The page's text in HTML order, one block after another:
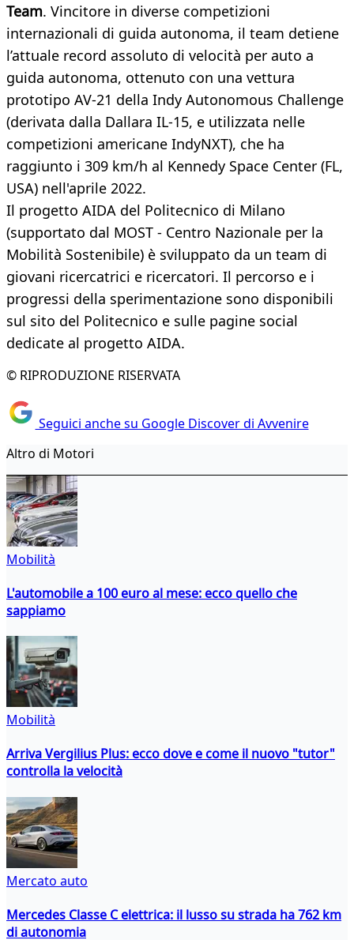
Team. Vincitore in diverse competizioni
internazionali di guida autonoma, il team detiene
l’attuale record assoluto di velocità per auto a
guida autonoma, ottenuto con una vettura
prototipo AV-21 della Indy Autonomous Challenge
(derivata dalla Dallara IL-15, e utilizzata nelle
competizioni americane IndyNXT), che ha
raggiunto i 309 km/h al Kennedy Space Center (FL,
USA) nell'aprile 2022.
Il progetto AIDA del Politecnico di Milano
(supportato dal MOST - Centro Nazionale per la
Mobilità Sostenibile) è sviluppato da un team di
giovani ricercatrici e ricercatori. Il percorso e i
progressi della sperimentazione sono disponibili
sul sito del Politecnico e sulle pagine social
dedicate al progetto AIDA.
© RIPRODUZIONE RISERVATA
Seguici anche su Google Discover di Avvenire
Altro di Motori
Mobilità
L'automobile a 100 euro al mese: ecco quello che
sappiamo
Mobilità
Arriva Vergilius Plus: ecco dove e come il nuovo "tutor"
controlla la velocità
Mercato auto
Mercedes Classe C elettrica: il lusso su strada ha 762 km
di autonomia